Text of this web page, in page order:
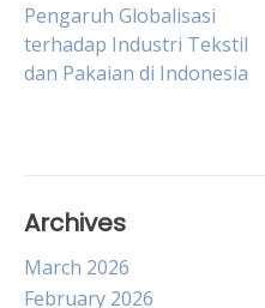
Post
navigation
Pengaruh Globalisasi
terhadap Industri Tekstil
dan Pakaian di Indonesia
Archives
March 2026
February 2026